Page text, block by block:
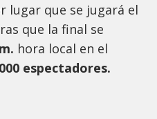
lugar que se jugará el
que la final se
hora local en el
espectadores.